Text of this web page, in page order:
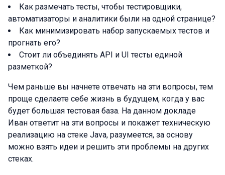
Как размечать тесты, чтобы тестировщики,
автоматизаторы и аналитики были на одной странице?
Как минимизировать набор запускаемых тестов и
прогнать его?
Стоит ли объединять API и UI тесты единой
разметкой?
Чем раньше вы начнете отвечать на эти вопросы, тем
проще сделаете себе жизнь в будущем, когда у вас
будет большая тестовая база. На данном докладе
Иван ответит на эти вопросы и покажет техническую
реализацию на стеке Java, разумеется, за основу
можно взять идеи и решить эти проблемы на других
стеках.